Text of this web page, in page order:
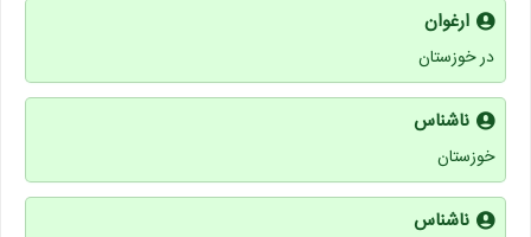
ارغوان
در خوزستان
ناشناس
خوزستان
ناشناس